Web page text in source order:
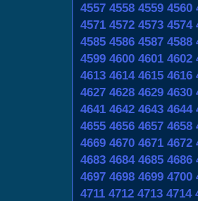
4557 4558 4559 4560
4571 4572 4573 4574
4585 4586 4587 4588
4599 4600 4601 4602
4613 4614 4615 4616
4627 4628 4629 4630
4641 4642 4643 4644
4655 4656 4657 4658
4669 4670 4671 4672
4683 4684 4685 4686
4697 4698 4699 4700
4711 4712 4713 4714